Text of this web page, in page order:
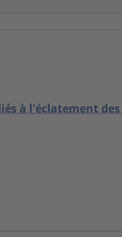
à l'éclatement